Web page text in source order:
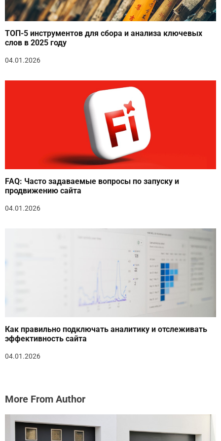
ТОП-5 инструментов для сбора и анализа ключевых
слов в 2025 году
04.01.2026
FAQ: Часто задаваемые вопросы по запуску и
продвижению сайта
04.01.2026
Как правильно подключать аналитику и отслеживать
эффективность сайта
04.01.2026
More From Author